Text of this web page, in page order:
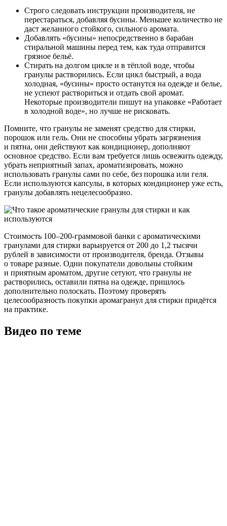
Строго следовать инструкции производителя, не
перестараться, добавляя бусины. Меньшее количество не
даст желанного стойкого, сильного аромата.
Добавлять «бусины» непосредственно в барабан
стиральной машины перед тем, как туда отправится
грязное бельё.
Стирать на долгом цикле и в тёплой воде, чтобы
гранулы растворились. Если цикл быстрый, а вода
холодная, «бусины» просто останутся на одежде и белье,
не успеют раствориться и отдать свой аромат.
Некоторые производители пишут на упаковке «Работает
в холодной воде», но лучше не рисковать.
Помните, что гранулы не заменят средство для стирки,
порошок или гель. Они не способны убрать загрязнения
и пятна, они действуют как кондиционер, дополняют
основное средство. Если вам требуется лишь освежить одежду,
убрать неприятный запах, ароматизировать, можно
использовать гранулы сами по себе, без порошка или геля.
Если используются капсулы, в которых кондиционер уже есть,
гранулы добавлять нецелесообразно.
Стоимость 100–200-граммовой банки с ароматическими
гранулами для стирки варьируется от 200 до 1,2 тысячи
рублей в зависимости от производителя, бренда. Отзывы
о товаре разные. Одни покупатели довольны стойким
и приятным ароматом, другие сетуют, что гранулы не
растворились, оставили пятна на одежде, пришлось
дополнительно полоскать. Поэтому проверять
целесообразность покупки аромагранул для стирки придётся
на практике.
Видео по теме